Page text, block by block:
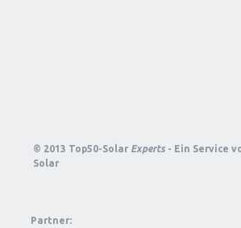
© 2013 Top50-Solar Experts - Ein Service
Solar
Partner: